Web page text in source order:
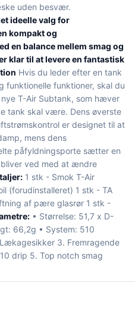
uden besvær.
ideelle valg for
kompakt og
en balance mellem smag og
klar til at levere en fantastisk
Hvis du leder efter en tank
funktioner, skal du
T-Air Subtank, som hæver
tank skal være. Dens øverste
er designet til at
mens dens
påfyldningsporte sætter en
ved med at ændre
1 stk - Smok T-Air
(forudinstalleret) 1 stk - TA
af pære glasrør 1 stk -
• Størrelse: 51,7 x D-
66,2g • System: 510
3. Fremragende
drip 5. Top notch smag